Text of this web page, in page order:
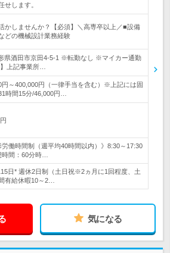
せします。
かしませんか？【必須】＼高専卒以上／■設備
どの機械設計業務経験
県酒田市京田4-5-1 ※転勤なし ※マイカー通勤
上記事業所…
円～400,000円（一律手当を含む）※上記には固
時間15分/46,000円…
労働時間制（週平均40時間以内）》8:30～17:30
間：60分時…
日* 週休2日制（土日祝※2ヵ月に1回程度、土
有給休暇10～2…
気になる